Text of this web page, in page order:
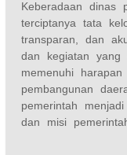
Keberadaan dinas
terciptanya tata
transparan, dan
dan kegiatan yang
memenuhi
pembangunan
pemerintah
dan misi